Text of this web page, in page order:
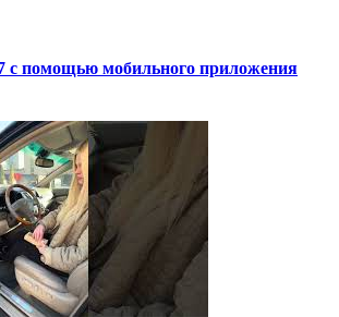
с помощью мобильного приложения